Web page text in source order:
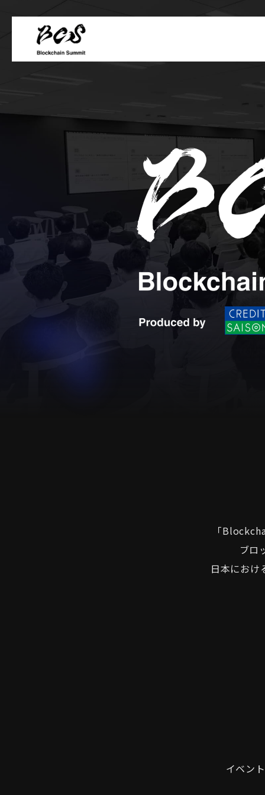
｢
ブロ
日本におけ
イベン